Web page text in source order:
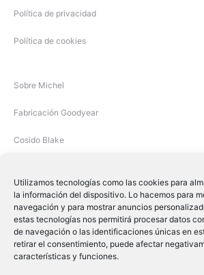
Utilizamos tecnologías como las cookies para
la información del dispositivo. Lo hacemos para
navegación y para mostrar anuncios
estas tecnologías nos permitirá procesar datos
de navegación o las identificaciones únicas en
retirar el consentimiento, puede afectar
características y funciones.
Política de privacidad
Política de cookies
Sobre Michel
Fabricación Goodyear
Cosido Blake